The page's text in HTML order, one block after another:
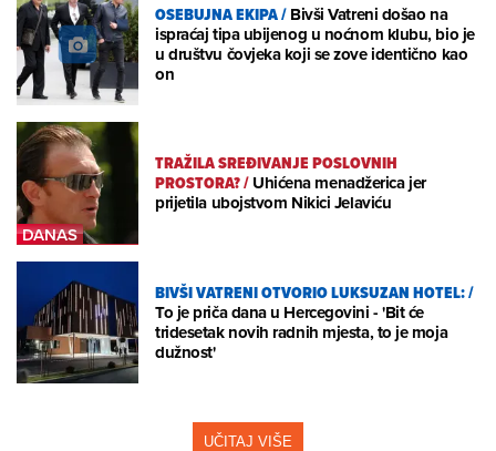
OSEBUJNA EKIPA/Bivši Vatreni došao na
ispraćaj tipa ubijenog u noćnom klubu, bio je
u društvu čovjeka koji se zove identično kao
on
TRAŽILA SREĐIVANJE POSLOVNIH
PROSTORA?/Uhićena menadžerica jer
prijetila ubojstvom Nikici Jelaviću
BIVŠI VATRENI OTVORIO LUKSUZAN HOTEL:/
To je priča dana u Hercegovini - 'Bit će
tridesetak novih radnih mjesta, to je moja
dužnost'
UČITAJ VIŠE